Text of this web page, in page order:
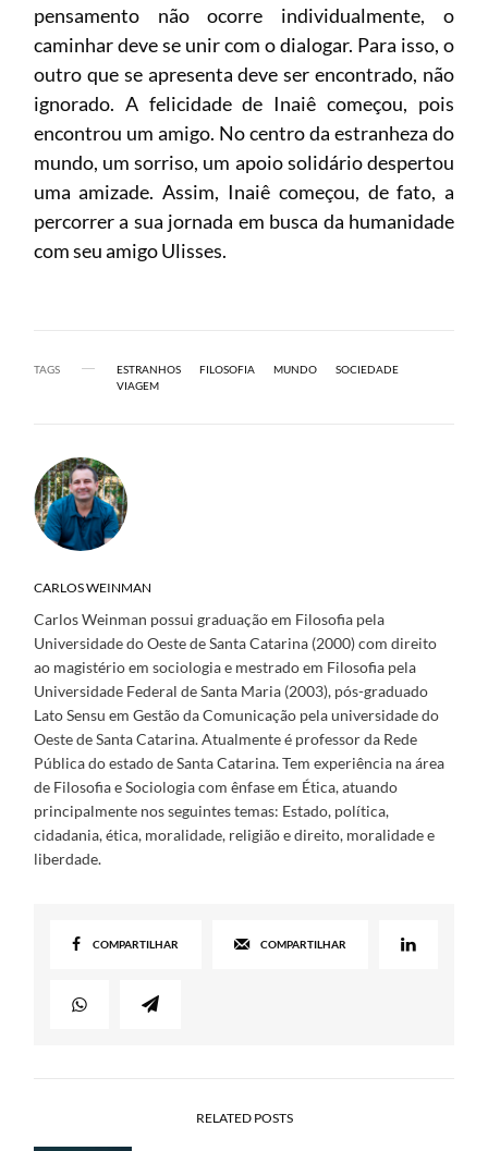
pensamento não ocorre individualmente, o
caminhar deve se unir com o dialogar. Para isso, o
outro que se apresenta deve ser encontrado, não
ignorado. A felicidade de Inaiê começou, pois
encontrou um amigo. No centro da estranheza do
mundo, um sorriso, um apoio solidário despertou
uma amizade. Assim, Inaiê começou, de fato, a
percorrer a sua jornada em busca da humanidade
com seu amigo Ulisses.
TAGS ESTRANHOS FILOSOFIA MUNDO
SOCIEDADE
VIAGEM
CARLOS WEINMAN
Carlos Weinman possui graduação em Filosofia pela
Universidade do Oeste de Santa Catarina (2000) com direito
ao magistério em sociologia e mestrado em Filosofia pela
Universidade Federal de Santa Maria (2003), pós-graduado
Lato Sensu em Gestão da Comunicação pela universidade do
Oeste de Santa Catarina. Atualmente é professor da Rede
Pública do estado de Santa Catarina. Tem experiência na área
de Filosofia e Sociologia com ênfase em Ética, atuando
principalmente nos seguintes temas: Estado, política,
cidadania, ética, moralidade, religião e direito, moralidade e
liberdade.
COMPARTILHAR COMPARTILHAR
RELATED POSTS